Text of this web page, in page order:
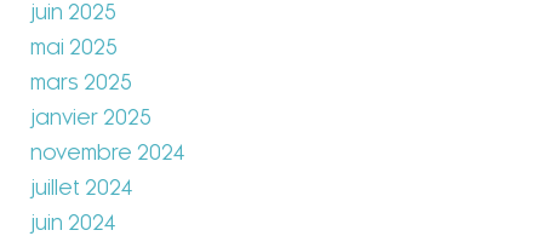
juin 2025
mai 2025
mars 2025
janvier 2025
novembre 2024
juillet 2024
juin 2024